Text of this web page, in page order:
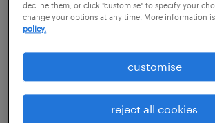
Dla naszego Klienta poszukujemy
Assistant, która zadba o sprawne
funkcjonowanie biura. W tej roli
odpowiadać za bieżące wsparcie
decline them, or click "customise" to specify your
change your options at any time. More information
policy.
reject all cookies
customise